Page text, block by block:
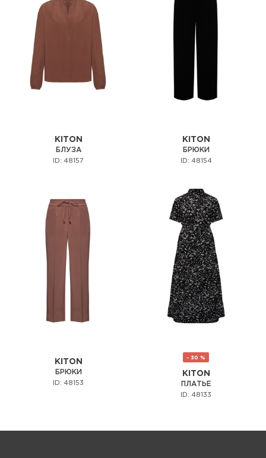
KITON
БЛУЗА
ID: 48157
KITON
БРЮКИ
ID: 48154
KITON
БРЮКИ
ID: 48153
- 30 %
KITON
ПЛАТЬЕ
ID: 48133